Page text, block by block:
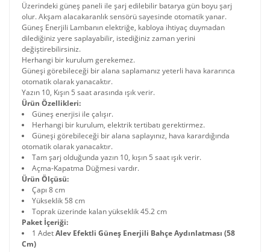
Üzerindeki güneş paneli ile şarj edilebilir batarya gün boyu şarj
olur. Akşam alacakaranlık sensörü sayesinde otomatik yanar.
Güneş Enerjili Lambanın elektriğe, kabloya ihtiyaç duymadan
dilediğiniz yere saplayabilir, istediğiniz zaman yerini
değiştirebilirsiniz.
Herhangi bir kurulum gerekemez.
Güneşi görebileceği bir alana saplamanız yeterli hava kararınca
otomatik olarak yanacaktır.
Yazın 10, Kışın 5 saat arasında ışık verir.
Ürün Özellikleri:
Güneş enerjisi ile çalışır.
Herhangi bir kurulum, elektrik tertibatı gerektirmez.
Güneşi görebileceği bir alana saplayınız, hava karardığında
otomatik olarak yanacaktır.
Tam şarj olduğunda yazın 10, kışın 5 saat ışık verir.
Açma-Kapatma Düğmesi vardır.
Ürün Ölçüsü:
Çapı 8 cm
Yükseklik 58 cm
Toprak üzerinde kalan yükseklik 45.2 cm
Paket İçeriği:
1 AdetAlev Efektli Güneş Enerjili Bahçe Aydınlatması (58
Cm)